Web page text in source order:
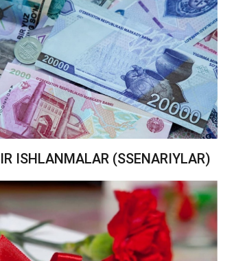
ISHLANMALAR (SSENARIYLAR)